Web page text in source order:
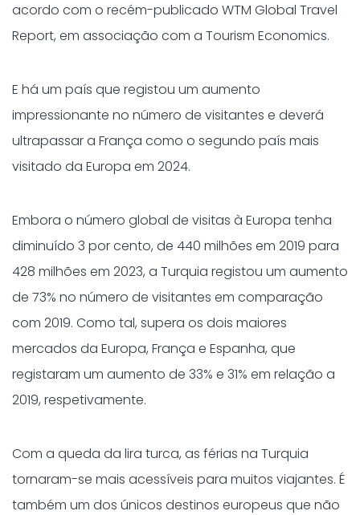
acordo com o recém-publicado WTM Global Travel
Report, em associação com a Tourism Economics.
E há um país que registou um aumento
impressionante no número de visitantes e deverá
ultrapassar a França como o segundo país mais
visitado da Europa em 2024.
Embora o número global de visitas à Europa tenha
diminuído 3 por cento, de 440 milhões em 2019 para
428 milhões em 2023, a Turquia registou um aumento
de 73% no número de visitantes em comparação
com 2019. Como tal, supera os dois maiores
mercados da Europa, França e Espanha, que
registaram um aumento de 33% e 31% em relação a
2019, respetivamente.
Com a queda da lira turca, as férias na Turquia
tornaram-se mais acessíveis para muitos viajantes. É
também um dos únicos destinos europeus que não